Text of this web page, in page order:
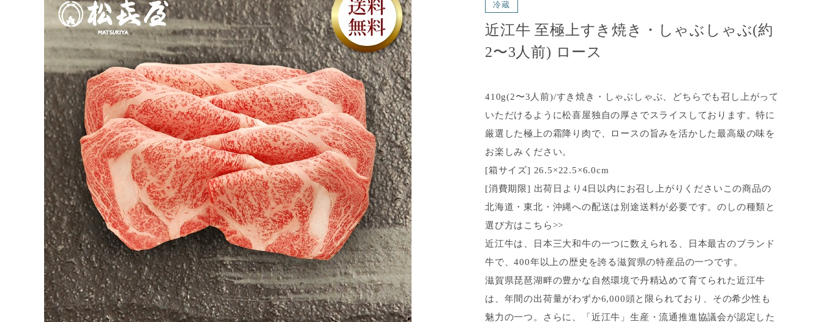
冷蔵
近江牛 至極上すき焼き・しゃぶしゃぶ(約
2〜3人前) ロース
410g(2〜3人前)/すき焼き・しゃぶしゃぶ、どちらでも召し上がって
いただけるように松喜屋独自の厚さでスライスしております。特に
厳選した極上の霜降り肉で、ロースの旨みを活かした最高級の味を
お楽しみください。
[箱サイズ] 26.5×22.5×6.0cm
[消費期限] 出荷日より4日以内にお召し上がりくださいこの商品の
北海道・東北・沖縄への配送は別途送料が必要です。のしの種類と
選び方はこちら>>
近江牛は、日本三大和牛の一つに数えられる、日本最古のブランド
牛で、400年以上の歴史を誇る滋賀県の特産品の一つです。
滋賀県琵琶湖畔の豊かな自然環境で丹精込めて育てられた近江牛
は、年間の出荷量がわずか6,000頭と限られており、その希少性も
魅力の一つ。さらに、「近江牛」生産・流通推進協議会が認定した